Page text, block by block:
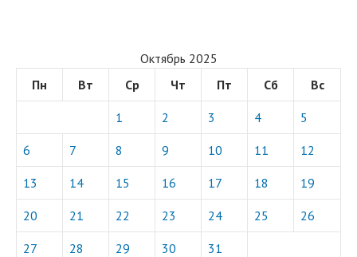
Октябрь 2025
Пн
Вт Ср Чт Пт Сб Вс
1 2 3 4 5
6 7 8 9 10 11 12
13 14 15 16 17 18 19
20 21 22 23 24 25 26
27 28 29 30 31